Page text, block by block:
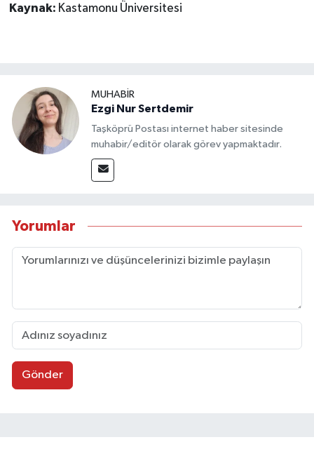
Kaynak: Kastamonu Üniversitesi
MUHABİR
Ezgi Nur Sertdemir
Taşköprü Postası internet haber sitesinde
muhabir/editör olarak görev yapmaktadır.
Yorumlar
Gönder